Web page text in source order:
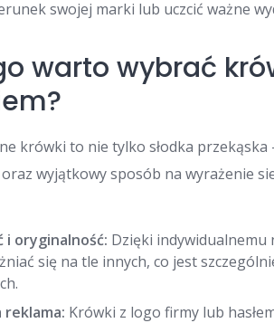
swojej marki lub uczcić ważne
warto wybrać
krówki to nie tylko słodka
wyjątkowy sposób na wyrażenie
i oryginalność: Dzięki indywidualnemu
się na tle innych, co jest
reklama: Krówki z logo firmy lub